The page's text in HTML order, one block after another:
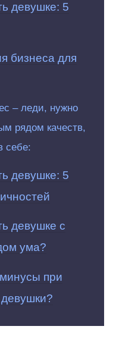
девушке: 5
бизнеса для
– леди, нужно
рядом качеств,
себе:
девушке: 5
девушке с
ума?
при